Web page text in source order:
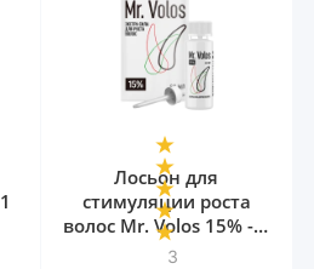
3
Лосьон для
стимуляции роста
волос Mr. Volos 15% - 1
флакон